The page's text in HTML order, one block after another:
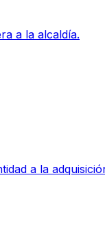
a la alcaldía.
a la